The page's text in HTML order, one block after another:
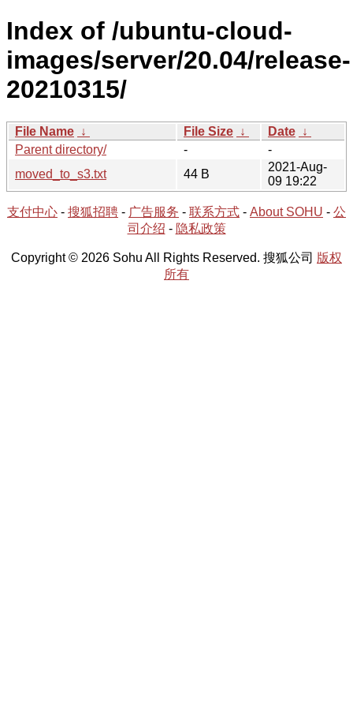
Index of /ubuntu-cloud-
images/server/20.04/release-
20210315/
File Name ↓ File Size ↓ Date ↓
Parent directory/
-
-
moved_to_s3.txt
44 B
2021-Aug-
09 19:22
支付中心 - 搜狐招聘 - 广告服务 - 联系方式 - About SOHU - 公
司介绍 - 隐私政策
Copyright © 2026 Sohu All Rights Reserved. 搜狐公司 版权
所有